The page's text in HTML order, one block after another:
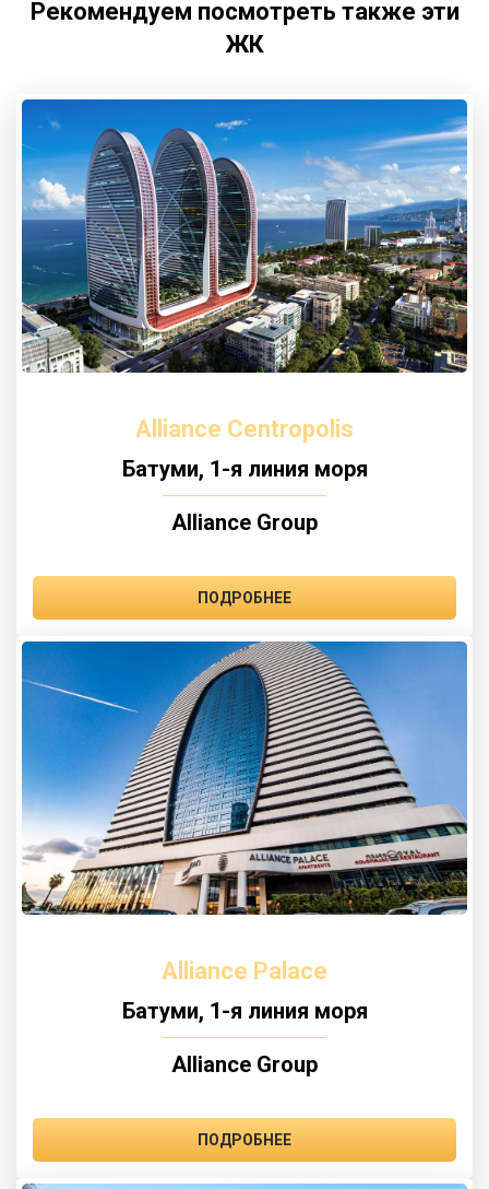
Рекомендуем посмотреть также эти
ЖК
Alliance Centropolis
Батуми, 1-я линия моря
Alliance Group
ПОДРОБНЕЕ
Alliance Palace
Батуми, 1-я линия моря
Alliance Group
ПОДРОБНЕЕ